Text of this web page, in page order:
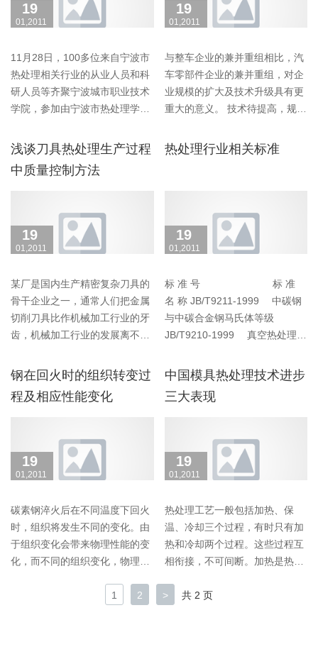
19
01,2011
11月28日，100多位来自宁波市
热处理相关行业的从业人员和科
研人员等齐聚宁波城市职业技术
学院，参加由宁波市热处理学会
19
01,2011
与整车企业的兼并重组相比，汽
车零部件企业的兼并重组，对企
业规模的扩大及技术升级具有更
重大的意义。 技术待提高，规模
浅谈刀具热处理生产过程
中质量控制方法
19
01,2011
某厂是国内生产精密复杂刀具的
骨干企业之一，通常人们把金属
切削刀具比作机械加工行业的牙
齿，机械加工行业的发展离不开
热处理行业相关标准
19
01,2011
标 准 号 标 准
名 称 JB/T9211-1999 中碳钢
与中碳合金钢马氏体等级
JB/T9210-1999 真空热处理
钢在回火时的组织转变过
程及相应性能变化
19
01,2011
碳素钢淬火后在不同温度下回火
时，组织将发生不同的变化。由
于组织变化会带来物理性能的变
化，而不同的组织变化，物理性
中国模具热处理技术进步
三大表现
19
01,2011
热处理工艺一般包括加热、保
温、冷却三个过程，有时只有加
热和冷却两个过程。这些过程互
相衔接，不可间断。加热是热处
1
2 > 共 2 页